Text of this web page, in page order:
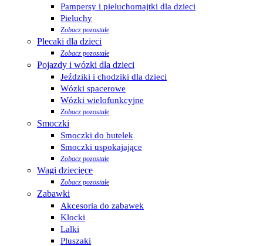
Pampersy i pieluchomajtki dla dzieci
Pieluchy
Zobacz pozostałe
Plecaki dla dzieci
Zobacz pozostałe
Pojazdy i wózki dla dzieci
Jeździki i chodziki dla dzieci
Wózki spacerowe
Wózki wielofunkcyjne
Zobacz pozostałe
Smoczki
Smoczki do butelek
Smoczki uspokajające
Zobacz pozostałe
Wagi dziecięce
Zobacz pozostałe
Zabawki
Akcesoria do zabawek
Klocki
Lalki
Pluszaki